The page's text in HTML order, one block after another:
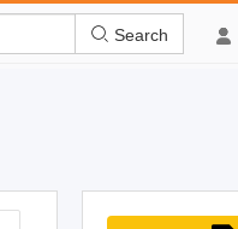
Search